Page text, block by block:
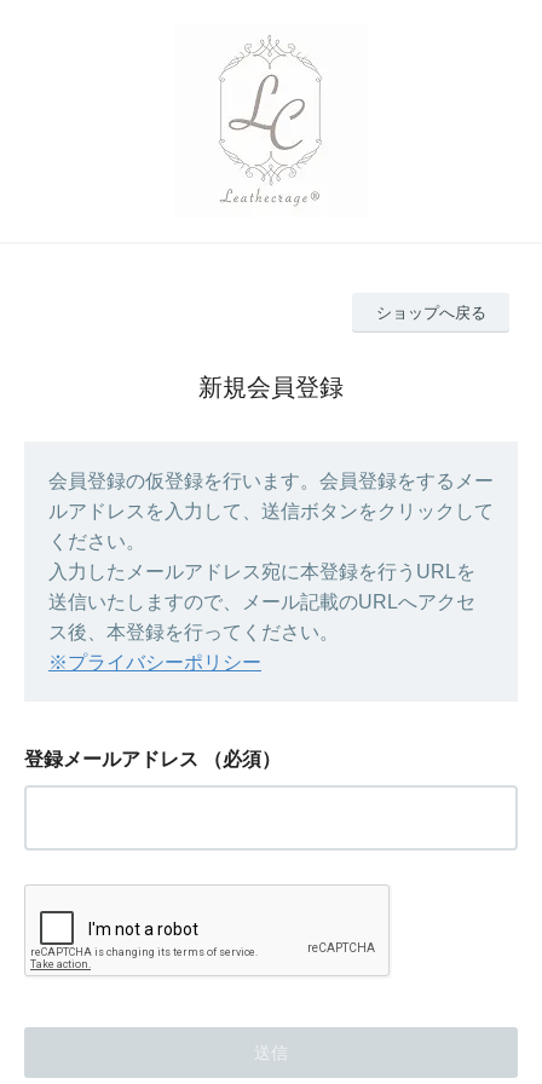
ショップへ戻る
新規会員登録
会員登録の仮登録を行います。会員登録をするメー
ルアドレスを入力して、送信ボタンをクリックして
ください。
入力したメールアドレス宛に本登録を行うURLを
送信いたしますので、メール記載のURLへアクセ
ス後、本登録を行ってください。
※プライバシーポリシー
登録メールアドレス （必須）